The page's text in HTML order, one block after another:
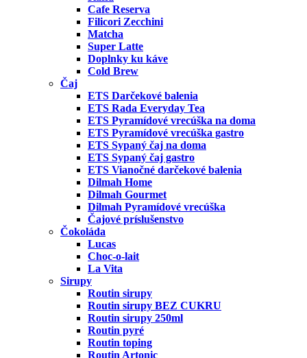
Cafe Reserva
Filicori Zecchini
Matcha
Super Latte
Doplnky ku káve
Cold Brew
Čaj
ETS Darčekové balenia
ETS Rada Everyday Tea
ETS Pyramídové vrecúška na doma
ETS Pyramídové vrecúška gastro
ETS Sypaný čaj na doma
ETS Sypaný čaj gastro
ETS Vianočné darčekové balenia
Dilmah Home
Dilmah Gourmet
Dilmah Pyramídové vrecúška
Čajové príslušenstvo
Čokoláda
Lucas
Choc-o-lait
La Vita
Sirupy
Routin sirupy
Routin sirupy BEZ CUKRU
Routin sirupy 250ml
Routin pyré
Routin toping
Routin Artonic